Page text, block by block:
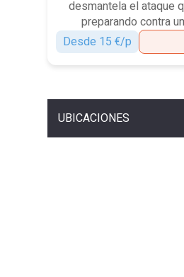
desmantela el ataque
preparando contra
Desde 15 €/p
UBICACIONES